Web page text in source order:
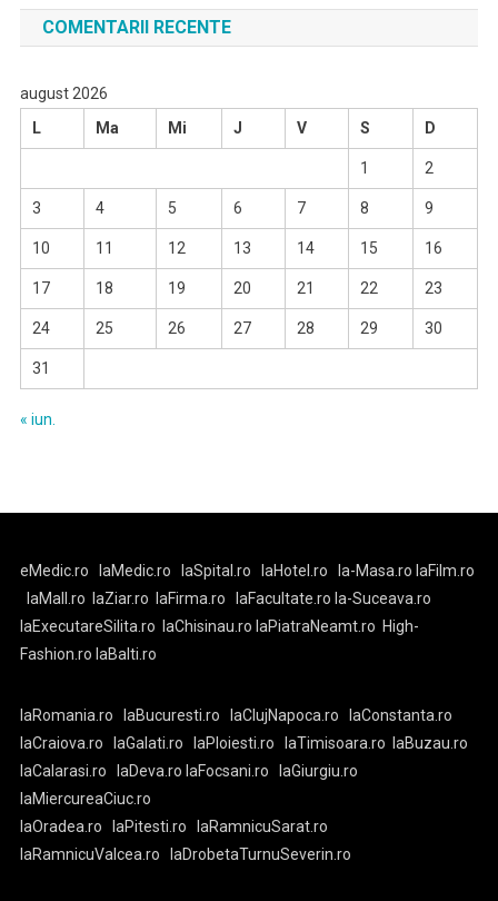
COMENTARII RECENTE
august 2026
L
Ma Mi J V S D
1 2
3 4 5 6 7 8 9
10 11 12 13 14 15 16
17 18 19 20 21 22 23
24 25 26 27 28 29 30
31
« iun.
eMedic.ro laMedic.ro laSpital.ro laHotel.ro la-Masa.ro laFilm.ro
laMall.ro
laZiar.ro laFirma.ro laFacultate.ro la-Suceava.ro
laExecutareSilita.ro
laChisinau.ro laPiatraNeamt.ro High-
Fashion.ro laBalti.ro
laRomania.ro laBucuresti.ro laClujNapoca.ro
laConstanta.ro
laCraiova.ro
laGalati.ro laPloiesti.ro laTimisoara.ro
laBuzau.ro
laCalarasi.ro
laDeva.ro laFocsani.ro
laGiurgiu.ro
laMiercureaCiuc.ro
laOradea.ro
laPitesti.ro
laRamnicuSarat.ro
laRamnicuValcea.ro
laDrobetaTurnuSeverin.ro